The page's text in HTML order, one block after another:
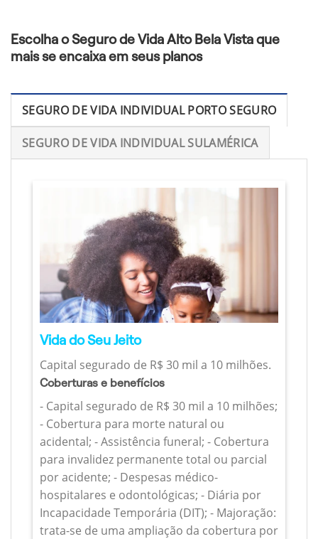
Escolha o Seguro de Vida Alto Bela Vista que
mais se encaixa em seus planos
SEGURO DE VIDA INDIVIDUAL PORTO SEGURO
SEGURO DE VIDA INDIVIDUAL SULAMÉRICA
Vida do Seu Jeito
Capital segurado de R$ 30 mil a 10 milhões.
Coberturas e benefícios
- Capital segurado de R$ 30 mil a 10 milhões;
- Cobertura para morte natural ou
acidental; - Assistência funeral; - Cobertura
para invalidez permanente total ou parcial
por acidente; - Despesas médico-
hospitalares e odontológicas; - Diária por
Incapacidade Temporária (DIT); - Majoração:
trata-se de uma ampliação da cobertura por